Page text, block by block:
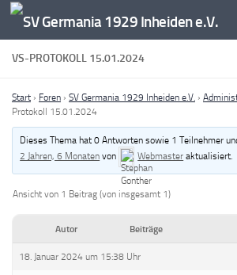
Zum Inhalt springen
VS-PROTOKOLL 15.01.2024
Start › Foren › SV Germania 1929 Inheiden e.V. ›
Protokoll 15.01.2024
Dieses Thema hat 0 Antworten sowie 1 Teilnehmer
2 Jahren, 6 Monaten von Webmaster aktualisiert.
Ansicht von 1 Beitrag (von insgesamt 1)
Autor Beiträge
18. Januar 2024 um 15:38 Uhr